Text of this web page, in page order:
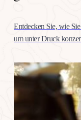
Entdecken Sie, wie
um unter Druck